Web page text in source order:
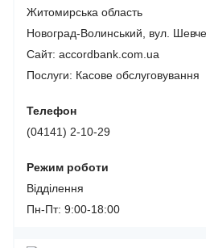
Житомирська область
Новоград-Волинський, вул.
Сайт: accordbank.com.ua
Послуги: Касове обслуговування
Телефон
(04141) 2-10-29
Режим роботи
Відділення
Пн-Пт: 9:00-18:00